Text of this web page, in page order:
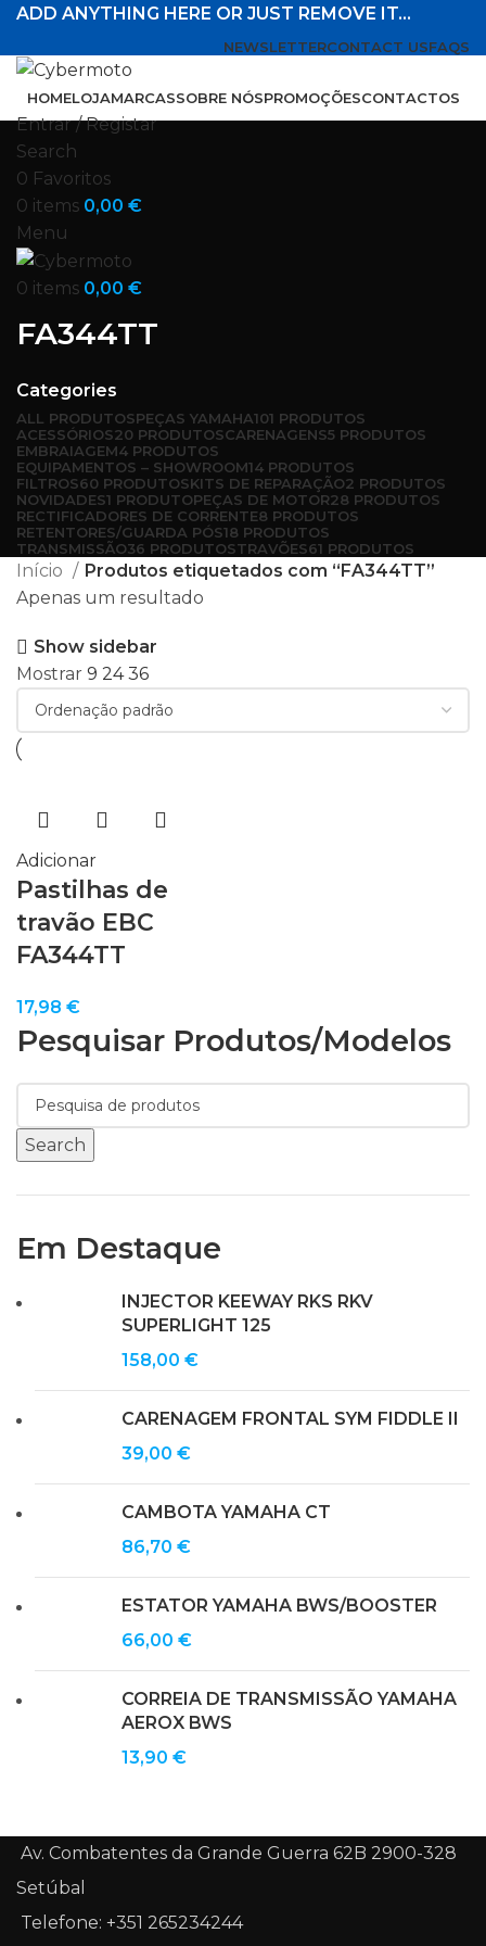
ADD ANYTHING HERE OR JUST REMOVE IT…
NEWSLETTERCONTACT USFAQS
HOMELOJAMARCASSOBRE NÓSPROMOÇÕESCONTACTOS
Entrar / Registar
Search
0 Favoritos
0 items 0,00 €
Menu
0 items 0,00 €
FA344TT
Categories
ALL PRODUTOSPEÇAS YAMAHA101 PRODUTOS
ACESSÓRIOS20 PRODUTOSCARENAGENS5 PRODUTOS
EMBRAIAGEM4 PRODUTOS
EQUIPAMENTOS – SHOWROOM14 PRODUTOS
FILTROS60 PRODUTOSKITS DE REPARAÇÃO2 PRODUTOS
NOVIDADES1 PRODUTOPEÇAS DE MOTOR28 PRODUTOS
RECTIFICADORES DE CORRENTE8 PRODUTOS
RETENTORES/GUARDA PÓS18 PRODUTOS
TRANSMISSÃO36 PRODUTOSTRAVÕES61 PRODUTOS
Pesquisar Produtos/modelos
Search
Em Destaque
INJECTOR KEEWAY RKS RKV
SUPERLIGHT 125
158,00 €
CARENAGEM FRONTAL SYM FIDDLE II
39,00 €
CAMBOTA YAMAHA CT
86,70 €
ESTATOR YAMAHA BWS/BOOSTER
66,00 €
CORREIA DE TRANSMISSÃO YAMAHA
AEROX BWS
13,90 €
Início
Produtos etiquetados com “FA344TT”
Apenas um resultado
Show sidebar
Mostrar 9 2436
Adicionar
Pastilhas de
travão EBC
FA344TT
17,98 €
Av. Combatentes da Grande Guerra 62B 2900-328
Setúbal
Telefone: +351 265234244